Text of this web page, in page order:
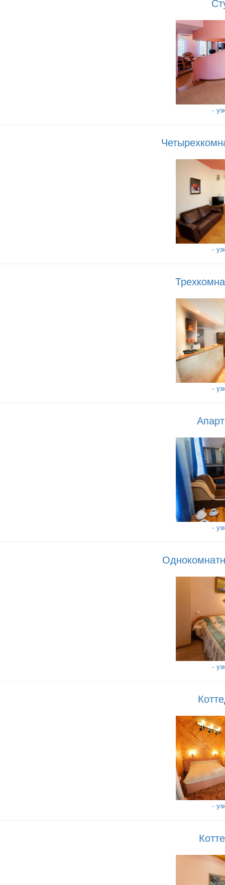
-
-
-
-
-
-